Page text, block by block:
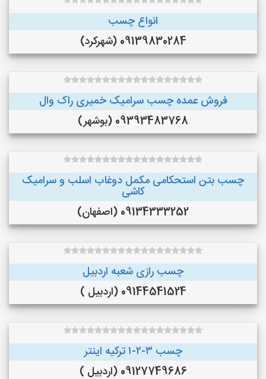
انواع چسب
09139830284 (شهرکرد)
فروش عمده چسب سرامیک خمیری راک وال
09393483768 (بوشهر)
چسب بتن استحکامی مکمل دوغاب اسلب و سرامیک
کاشی
09134333252 (اصفهان)
چسب رازی شعبه اردبیل
09144541524 (اردبیل )
چسب ۳-۲-۱ ترکیه اینتر
09127749686 (اردبیل )